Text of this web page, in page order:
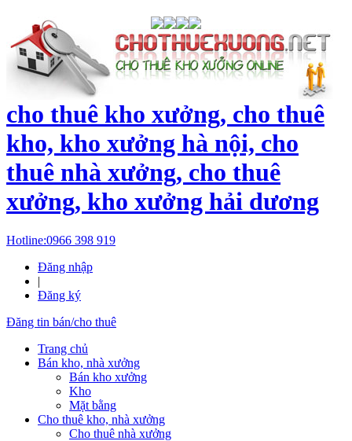
cho thuê kho xưởng, cho thuê
kho, kho xưởng hà nội, cho
thuê nhà xưởng, cho thuê
xưởng, kho xưởng hải dương
Hotline:0966 398 919
Đăng nhập
|
Đăng ký
Đăng tin bán/cho thuê
Trang chủ
Bán kho, nhà xưởng
Bán kho xưởng
Kho
Mặt bằng
Cho thuê kho, nhà xưởng
Cho thuê nhà xưởng